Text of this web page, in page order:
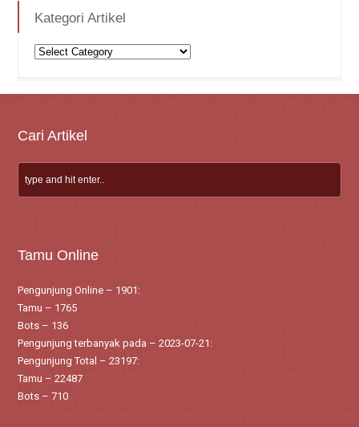
Kategori Artikel
Kategori
Cari Artikel
Tamu Online
Pengunjung Online – 1901:
Tamu – 1765
Bots – 136
Pengunjung terbanyak pada – 2023-07-21:
Pengunjung Total – 23197:
Tamu – 22487
Bots – 710